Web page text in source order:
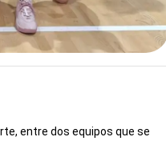
entre dos equipos que se